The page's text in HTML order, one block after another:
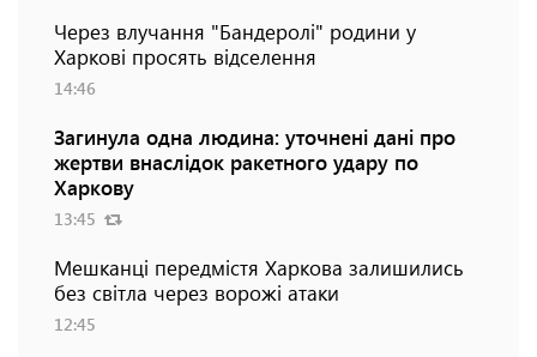
Через влучання "Бандеролі" родини у
Харкові просять відселення
14:46
Загинула одна людина: уточнені дані про
жертви внаслідок ракетного удару по
Харкову
13:45
Мешканці передмістя Харкова залишились
без світла через ворожі атаки
12:45